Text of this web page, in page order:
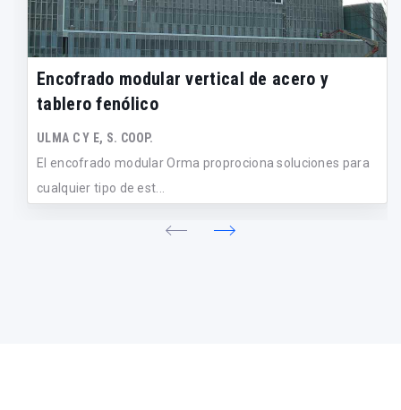
Encofrado modular vertical de acero y
tablero fenólico
ULMA C Y E, S. COOP.
El encofrado modular Orma proprociona soluciones para
cualquier tipo de est...